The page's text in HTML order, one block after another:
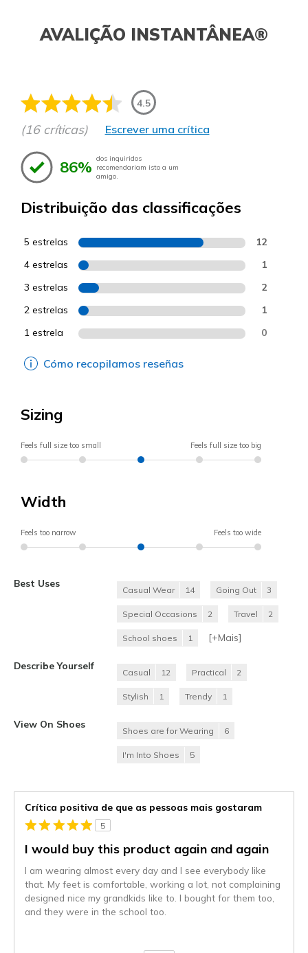
AVALIÇÃO INSTANTÂNEA®
4.5
(16 críticas) Escrever uma crítica
86% dos inquiridos
recomendariam isto a um
amigo.
Distribuição das classificações
5 estrelas 12
4 estrelas 1
3 estrelas 2
2 estrelas 1
1 estrela 0
Cómo recopilamos reseñas
Sizing
Feels full size too small Feels full size too big
Width
Feels too narrow Feels too wide
Best Uses
Casual Wear 14 Going Out 3
Special Occasions 2 Travel 2
School shoes 1 [+Mais]
Describe Yourself
Casual 12 Practical 2
Stylish 1 Trendy 1
View On Shoes
Shoes are for Wearing 6
I'm Into Shoes 5
Crítica positiva de que as pessoas mais gostaram
5
I would buy this product again and again
I am wearing almost every day and I see everybody like
that. My feet is comfortable, working a lot, not complaining
designed nice my grandkids like to. I bought for them too,
and they were in the school too.